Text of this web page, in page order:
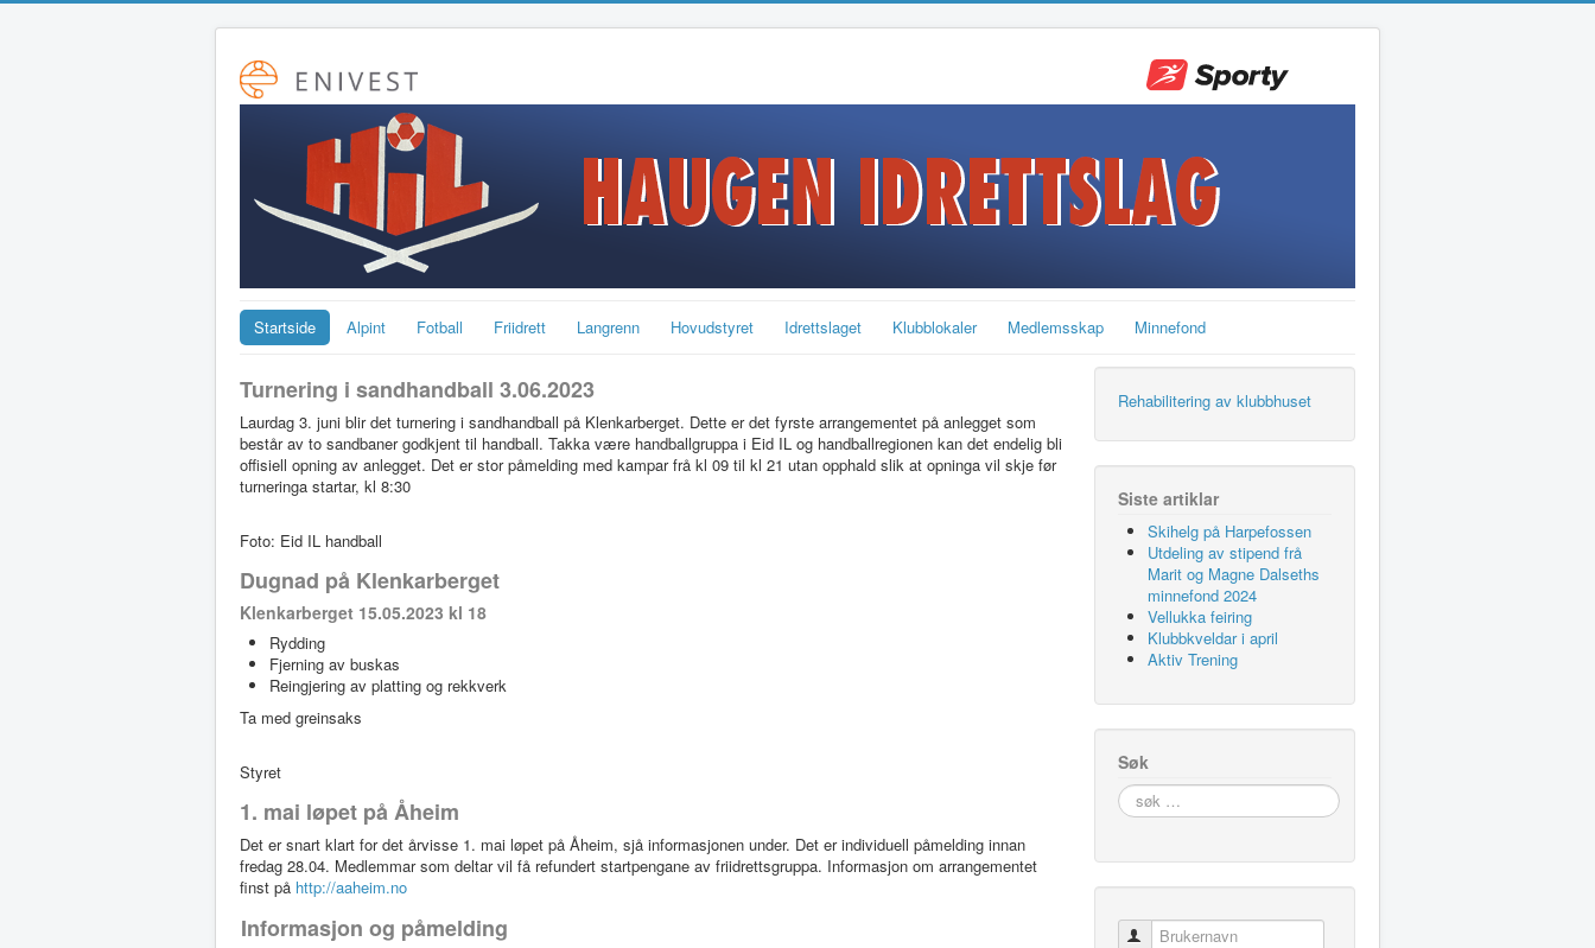
Startside Alpint Fotball Friidrett Langrenn Hovudstyret Idrettslaget Klubblokaler Medlemsskap Minnefond
Turnering i sandhandball 3.06.2023
Laurdag 3. juni blir det turnering i sandhandball på Klenkarberget. Dette er det fyrste arrangementet på anlegget som
består av to sandbaner godkjent til handball. Takka være handballgruppa i Eid IL og handballregionen kan det endelig bli
offisiell opning av anlegget. Det er stor påmelding med kampar frå kl 09 til kl 21 utan opphald slik at opninga vil skje før
turneringa startar, kl 8:30
Foto: Eid IL handball
Dugnad på Klenkarberget
Klenkarberget 15.05.2023 kl 18
Rydding
Fjerning av buskas
Reingjering av platting og rekkverk
Ta med greinsaks
Styret
1. mai løpet på Åheim
Det er snart klart for det årvisse 1. mai løpet på Åheim, sjå informasjonen under. Det er individuell påmelding innan
fredag 28.04. Medlemmar som deltar vil få refundert startpengane av friidrettsgruppa. Informasjon om arrangementet
finst på http://aaheim.no
Informasjon og påmelding
Rehabilitering av klubbhuset
Siste artiklar
Skihelg på Harpefossen
Utdeling av stipend frå
Marit og Magne Dalseths
minnefond 2024
Vellukka feiring
Klubbkveldar i april
Aktiv Trening
Søk
søk
…
Brukernavn